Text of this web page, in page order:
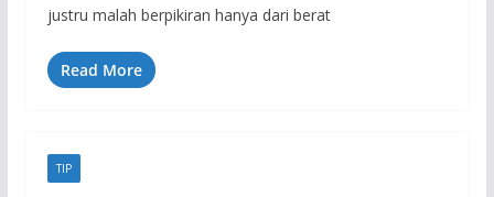
justru malah berpikiran hanya dari berat
Read More
TIP